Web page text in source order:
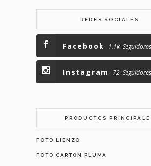
REDES SOCIALES
Facebook 1.1k Seguidores
Instagram 72 Seguidores
PRODUCTOS
FOTO LIENZO
FOTO CARTÓN PLUMA